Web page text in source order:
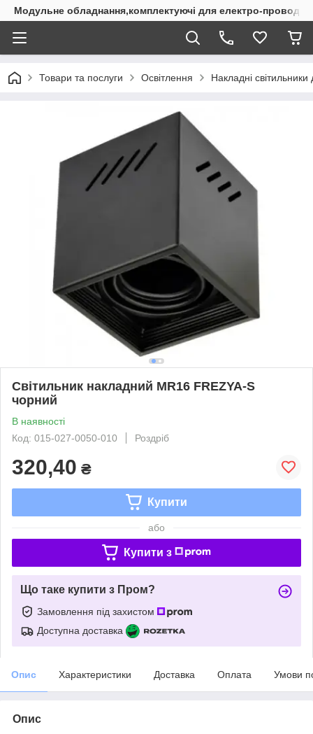
Модульне обладнання,комплектуючі для електро-проводки
Товари та послуги Освітлення Накладні
Світильник накладний MR16 FREZYA-S
чорний
В наявності
Код: 015-027-0050-010
Роздріб
320,40 ₴
Купити
або
Купити з
Що таке купити з Пром?
Замовлення під захистом
Доступна доставка
Опис Характеристики Доставка Оплата Умови
Опис